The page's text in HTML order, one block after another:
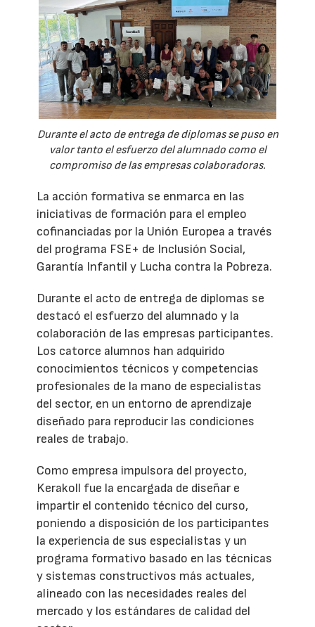
Durante el acto de entrega de diplomas se puso en
valor tanto el esfuerzo del alumnado como el
compromiso de las empresas colaboradoras.
La acción formativa se enmarca en las
iniciativas de formación para el empleo
cofinanciadas por la Unión Europea a través
del programa FSE+ de Inclusión Social,
Garantía Infantil y Lucha contra la Pobreza.
Durante el acto de entrega de diplomas se
destacó el esfuerzo del alumnado y la
colaboración de las empresas participantes.
Los catorce alumnos han adquirido
conocimientos técnicos y competencias
profesionales de la mano de especialistas
del sector, en un entorno de aprendizaje
diseñado para reproducir las condiciones
reales de trabajo.
Como empresa impulsora del proyecto,
Kerakoll fue la encargada de diseñar e
impartir el contenido técnico del curso,
poniendo a disposición de los participantes
la experiencia de sus especialistas y un
programa formativo basado en las técnicas
y sistemas constructivos más actuales,
alineado con las necesidades reales del
mercado y los estándares de calidad del